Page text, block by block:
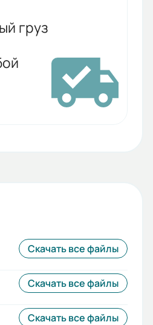
груз
Скачать все файлы
Скачать все файлы
Скачать все файлы